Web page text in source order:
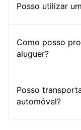
Posso utilizar
Como posso
aluguer?
Posso
automóvel?